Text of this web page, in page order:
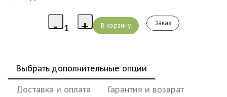
Заказ
Выбрать дополнительные опции
Доставка и оплата Гарантия и возврат